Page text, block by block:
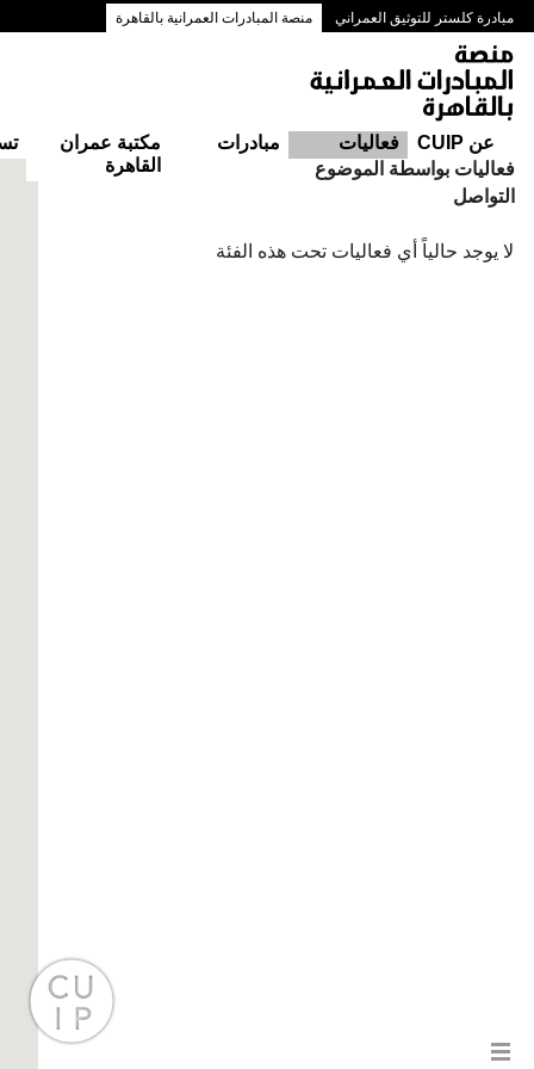
مبادرة كلستر للتوثيق العمراني منصة المبادرات العمرانية بالقاهرة
ممرات وسط البلد بالقاهرة
عن CUIP فعاليات مبادرات
مكتبة عمران
القاهرة
فعاليات بواسطة الموضوع
التواصل
لا يوجد حالياً أي فعاليات تحت هذه الفئة